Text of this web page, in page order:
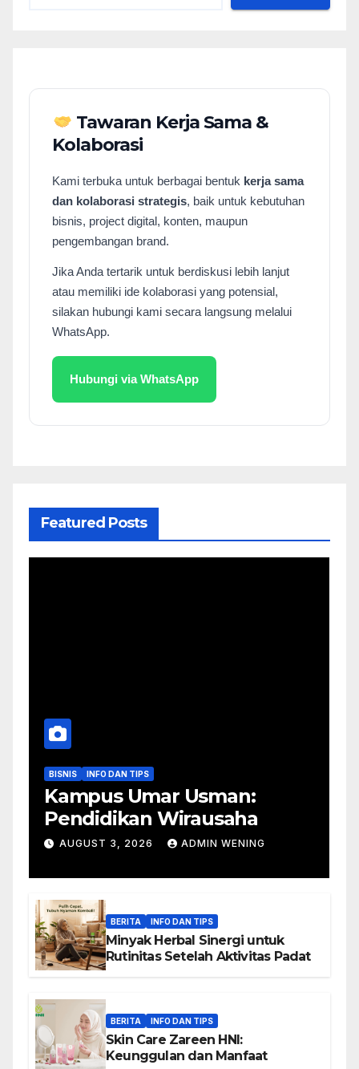
Tawaran Kerja Sama &
Kolaborasi
Kami terbuka untuk berbagai bentuk kerja sama
dan kolaborasi strategis, baik untuk kebutuhan
bisnis, project digital, konten, maupun
pengembangan brand.
Jika Anda tertarik untuk berdiskusi lebih lanjut
atau memiliki ide kolaborasi yang potensial,
silakan hubungi kami secara langsung melalui
WhatsApp.
Hubungi via WhatsApp
Featured Posts
BISNIS INFO DAN TIPS
Kampus Umar Usman:
Pendidikan Wirausaha
AUGUST 3, 2026 ADMIN WENING
BERITA INFO DAN TIPS
Minyak Herbal Sinergi untuk
Rutinitas Setelah Aktivitas Padat
BERITA INFO DAN TIPS
Skin Care Zareen HNI:
Keunggulan dan Manfaat